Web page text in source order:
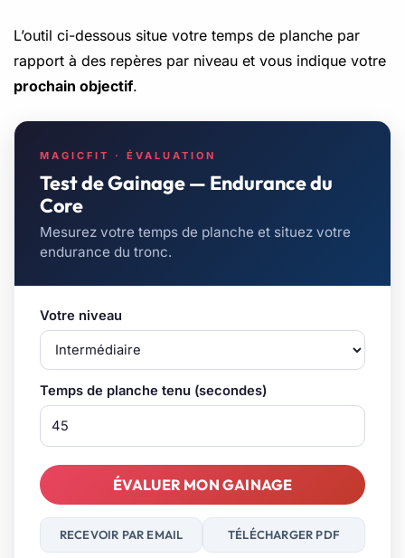
L’outil ci-dessous situe votre temps de planche par
rapport à des repères par niveau et vous indique votre
prochain objectif.
MAGICFIT · ÉVALUATION
Test de Gainage — Endurance du
Core
Mesurez votre temps de planche et situez votre
endurance du tronc.
Votre niveau
Temps de planche tenu (secondes)
ÉVALUER MON GAINAGE
RECEVOIR PAR EMAIL TÉLÉCHARGER PDF